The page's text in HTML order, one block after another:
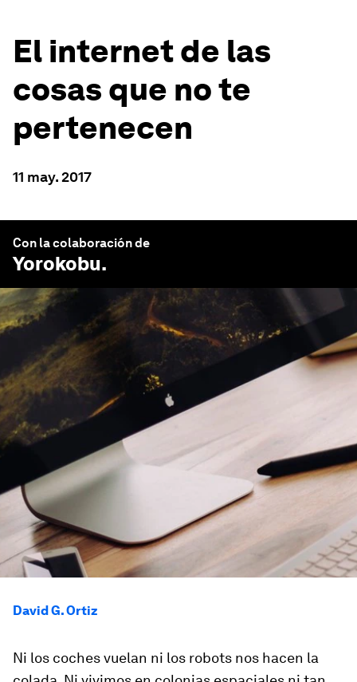
El internet de las
cosas que no te
pertenecen
11 may. 2017
Con la colaboración de
Yorokobu.
David G. Ortiz
Ni los coches vuelan ni los robots nos hacen la